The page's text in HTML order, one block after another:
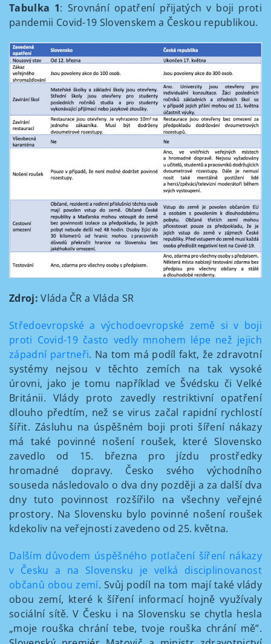
Tabulka 1: Srovnání opatření přijatých v boji proti
pandemii Covid-19 Slovenskem a Českou republikou.
Zdroj: Vláda ČR a Vláda SR
Středoevropské a východoevropské země si v boji
proti Covid-19 často vedly mnohem lépe než jejich
západní partneři. Na tom má podíl fakt, že zdravotní
systémy nejsou v těchto zemích na tak vysoké
úrovni, jako je tomu například ve Švédsku či Velké
Británii. Vlády proto zavedly restriktivní opatření
dlouho předtím, než se virus začal rapidní rychlostí
šířit. Zásluhu na úspěšném boji proti šíření nákazy
má také povinné nošení roušek, které Slovensko
zavedlo od 15. března pro jízdu prostředky
hromadné dopravy. Česko svého východního
souseda následovalo o dva dny později a za další dva
dny tuto povinnost rozšířilo na všechny veřejné
prostory. Na Slovensku bylo povinné nošení roušek
kdekoliv na veřejnosti zavedeno od 25. května.
Dalším důvodem úspěšného potlačení šíření nákazy
v Česku a na Slovensku je velká disciplinovanost
občanů obou zemí. Svůj podíl na tom mají také vlády
obou zemí, které k šíření informací hojně využívaly
sociální sítě. V Česku i na Slovensku se chytla hesla
„moje rouška chrání tebe, tvoje rouška chrání mě”.